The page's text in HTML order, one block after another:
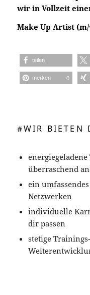
wir in Vollzeit
Make Up Artist
teilen
merken 0
#WIR BIETEN
energiegeladene
überraschend
ein
Netzwerken
individuelle
dir passen
stetige